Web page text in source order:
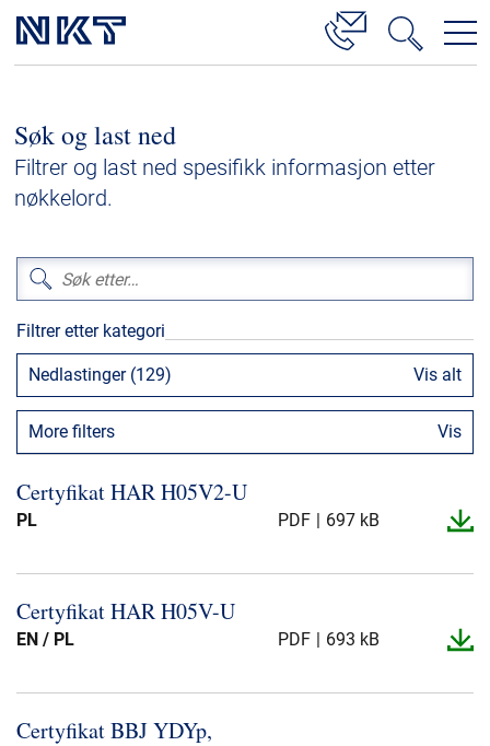
Høyspenningskabelløsninger
Kabelservice
Lavspenning
Høyspenningskabeltilbehør
Mellomspenningskabeltilbehør
Referanser
Nedlastinger
Presse og arrangementer
NKT ved første øyekast
Bærekraft
Søk og last ned
Filtrer og last ned spesifikk informasjon etter
nøkkelord.
Filtrer etter kategori
Nedlastinger (129) Vis alt
More filters Vis
Certyfikat HAR H05V2-​U
PL PDF 697 kB
Certyfikat HAR H05V-​U
EN / PL PDF 693 kB
Certyfikat BBJ YDYp,